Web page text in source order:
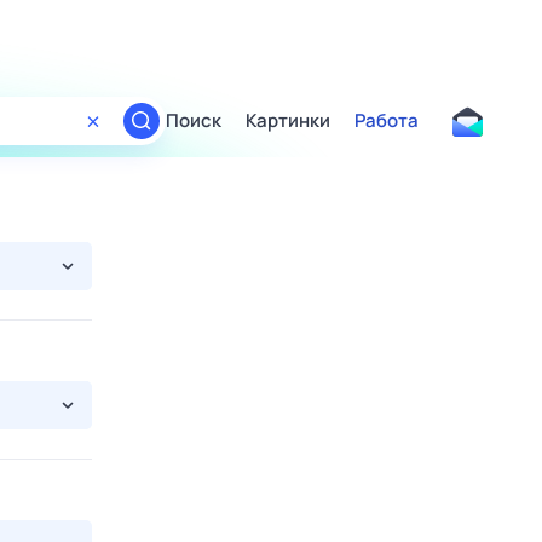
Поиск Картинки Работа